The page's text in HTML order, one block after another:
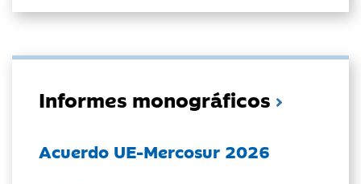
Informes monográficos
Acuerdo UE-Mercosur 2026